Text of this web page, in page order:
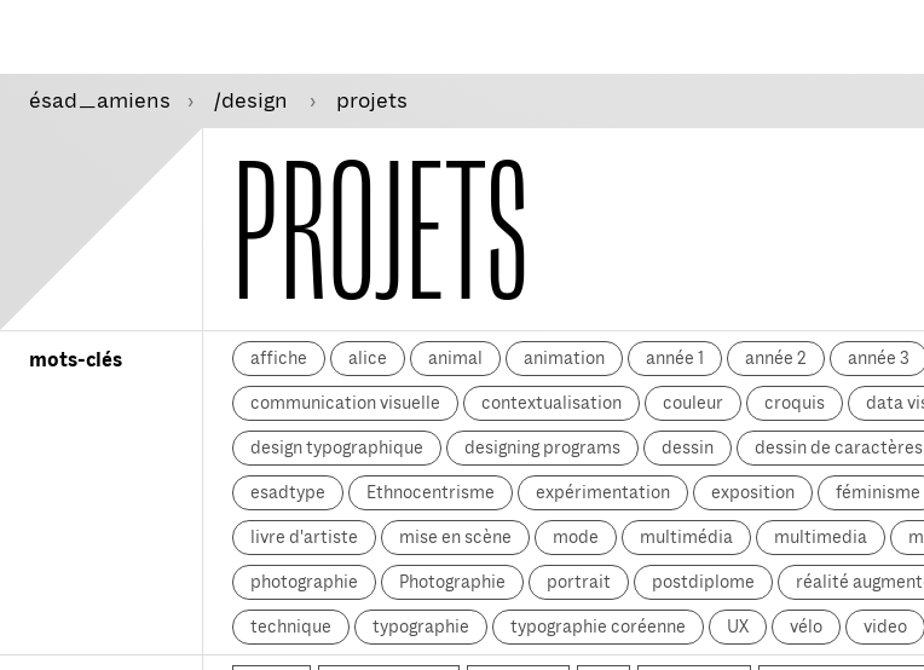
ésad—amiens /design projets
PROJETS
mots-clés affiche alice animal animation année 1 année 2 année 3
communication visuelle contextualisation couleur croquis data
design typographique designing programs dessin dessin de caractères
esadtype Ethnocentrisme expérimentation exposition féminisme
livre d'artiste mise en scène mode multimédia multimedia
photographie Photographie portrait postdiplome réalité
technique typographie typographie coréenne UX vélo video